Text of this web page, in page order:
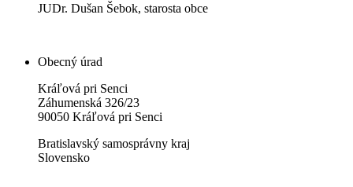
JUDr. Dušan Šebok, starosta obce
Obecný úrad
Kráľová pri Senci
Záhumenská 326/23
90050 Kráľová pri Senci
Bratislavský samosprávny kraj
Slovensko